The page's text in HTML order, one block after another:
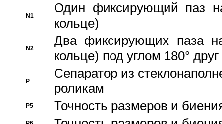
N1
Один фиксирующий паз
кольце)
N2
Два фиксирующих паза
кольце) под углом 180° друг
P
Cепаратор из
роликам
P5 Точность размеров и